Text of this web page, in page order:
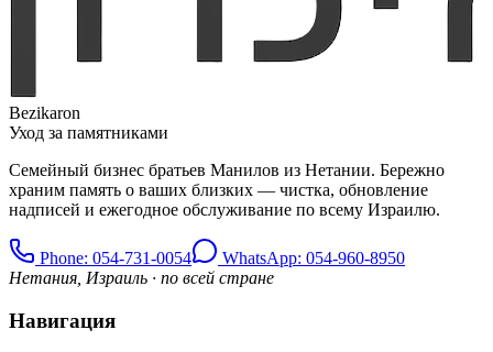
Bezikaron
Уход за памятниками
Семейный бизнес братьев Манилов из Нетании. Бережно
храним память о ваших близких — чистка, обновление
надписей и ежегодное обслуживание по всему Израилю.
Phone: 054-731-0054
WhatsApp: 054-960-8950
Нетания, Израиль · по всей стране
Навигация